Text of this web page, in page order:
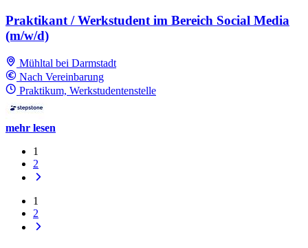
Praktikant / Werkstudent im Bereich Social Media
(m/w/d)
Mühltal bei Darmstadt
Nach Vereinbarung
Praktikum, Werkstudentenstelle
mehr lesen
1
2
1
2